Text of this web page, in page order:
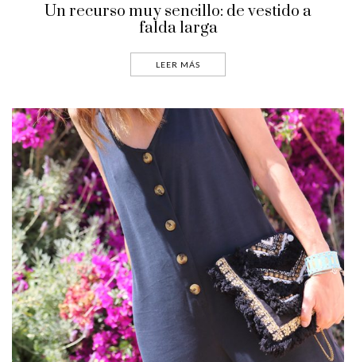
Un recurso muy sencillo: de vestido a
falda larga
LEER MÁS